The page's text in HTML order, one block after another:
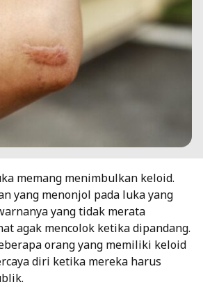
memang menimbulkan keloid.
yang menonjol pada luka yang
yang tidak merata
agak mencolok ketika dipandang.
orang yang memiliki keloid
diri ketika mereka harus